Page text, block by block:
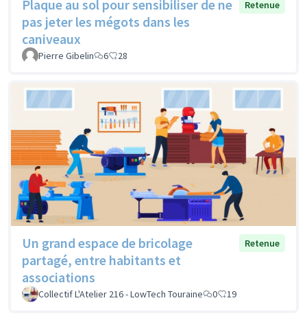
Plaque au sol pour sensibiliser de ne
pas jeter les mégots dans les
caniveaux
Retenue
Pierre Gibelin 6 28
Un grand espace de bricolage
partagé, entre habitants et
associations
Retenue
Collectif L'Atelier 216 - LowTech Touraine 0 19